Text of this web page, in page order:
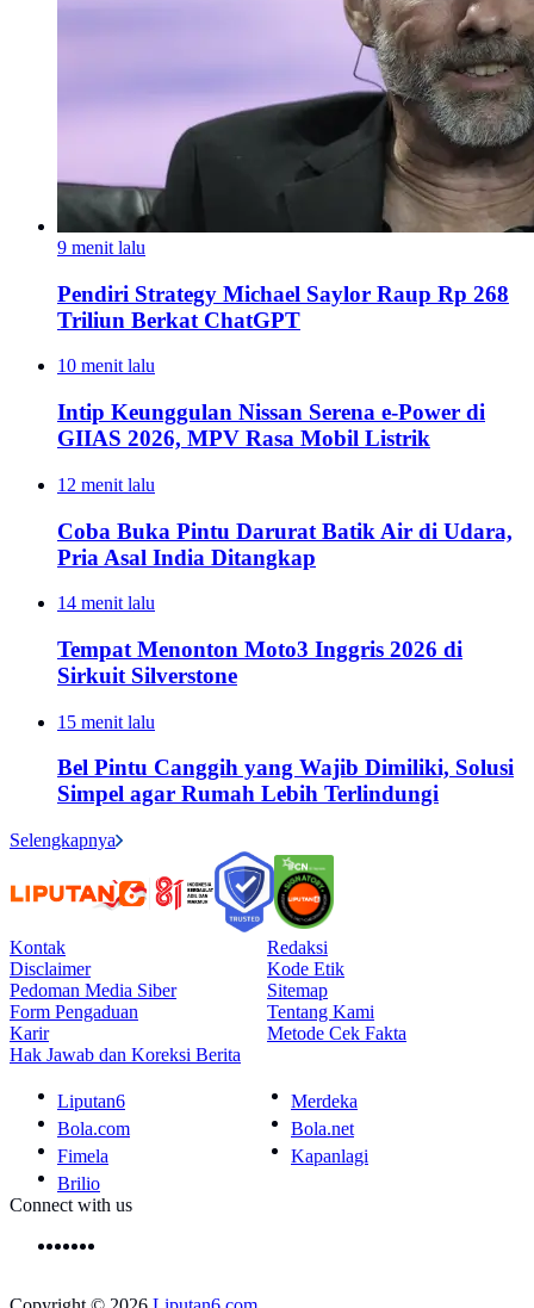
9 menit lalu
Pendiri Strategy Michael Saylor Raup Rp 268
Triliun Berkat ChatGPT
10 menit lalu
Intip Keunggulan Nissan Serena e-Power di
GIIAS 2026, MPV Rasa Mobil Listrik
12 menit lalu
Coba Buka Pintu Darurat Batik Air di Udara,
Pria Asal India Ditangkap
14 menit lalu
Tempat Menonton Moto3 Inggris 2026 di
Sirkuit Silverstone
15 menit lalu
Bel Pintu Canggih yang Wajib Dimiliki, Solusi
Simpel agar Rumah Lebih Terlindungi
Selengkapnya
Kontak
Redaksi
Disclaimer
Kode Etik
Pedoman Media Siber
Sitemap
Form Pengaduan
Tentang Kami
Karir
Metode Cek Fakta
Hak Jawab dan Koreksi Berita
Liputan6
Merdeka
Bola.com
Bola.net
Fimela
Kapanlagi
Brilio
Connect with us